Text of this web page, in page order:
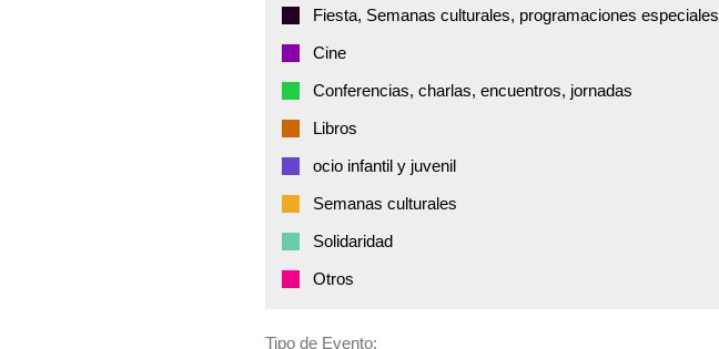
Fiesta, Semanas culturales, programaciones especiales
Cine
Conferencias, charlas, encuentros, jornadas
Libros
ocio infantil y juvenil
Semanas culturales
Solidaridad
Otros
Tipo de Evento: